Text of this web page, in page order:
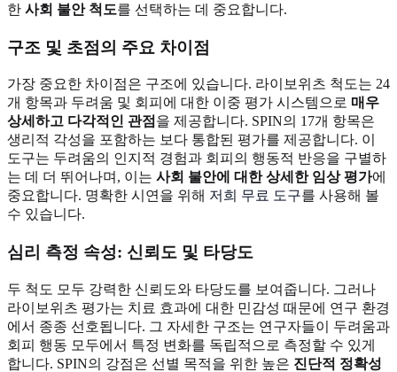
한 사회 불안 척도를 선택하는 데 중요합니다.
구조 및 초점의 주요 차이점
가장 중요한 차이점은 구조에 있습니다. 라이보위츠 척도는 24
개 항목과 두려움 및 회피에 대한 이중 평가 시스템으로 매우
상세하고 다각적인 관점 을 제공합니다. SPIN의 17개 항목은
생리적 각성을 포함하는 보다 통합된 평가를 제공합니다. 이
도구는 두려움의 인지적 경험과 회피의 행동적 반응을 구별하
는 데 더 뛰어나며, 이는 사회 불안에 대한 상세한 임상 평가에
중요합니다. 명확한 시연을 위해 저희 무료 도구를 사용해 볼
수 있습니다.
심리 측정 속성: 신뢰도 및 타당도
두 척도 모두 강력한 신뢰도와 타당도를 보여줍니다. 그러나
라이보위츠 평가는 치료 효과에 대한 민감성 때문에 연구 환경
에서 종종 선호됩니다. 그 자세한 구조는 연구자들이 두려움과
회피 행동 모두에서 특정 변화를 독립적으로 측정할 수 있게
합니다. SPIN의 강점은 선별 목적을 위한 높은 진단적 정확성